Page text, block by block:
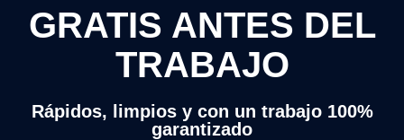
GRATIS ANTES DEL
TRABAJO
Rápidos, limpios y con un trabajo 100%
garantizado